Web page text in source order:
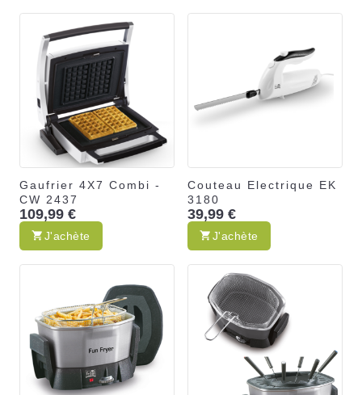
Gaufrier 4X7 Combi -
CW 2437
109,99 €
J'achète
Couteau Electrique EK
3180
39,99 €
J'achète